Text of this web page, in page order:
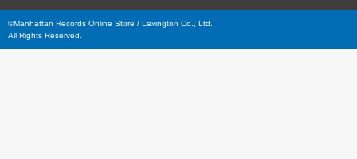
©Manhattan Records Online Store / Lexington Co., Ltd.
All Rights Reserved.